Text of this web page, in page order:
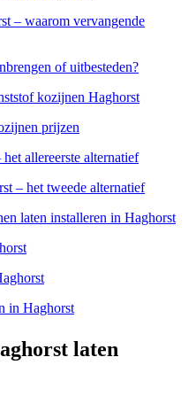
– waarom vervangende
of uitbesteden?
kozijnen Haghorst
prijzen
allereerste alternatief
– het tweede alternatief
laten installeren in Haghorst
in Haghorst
laten